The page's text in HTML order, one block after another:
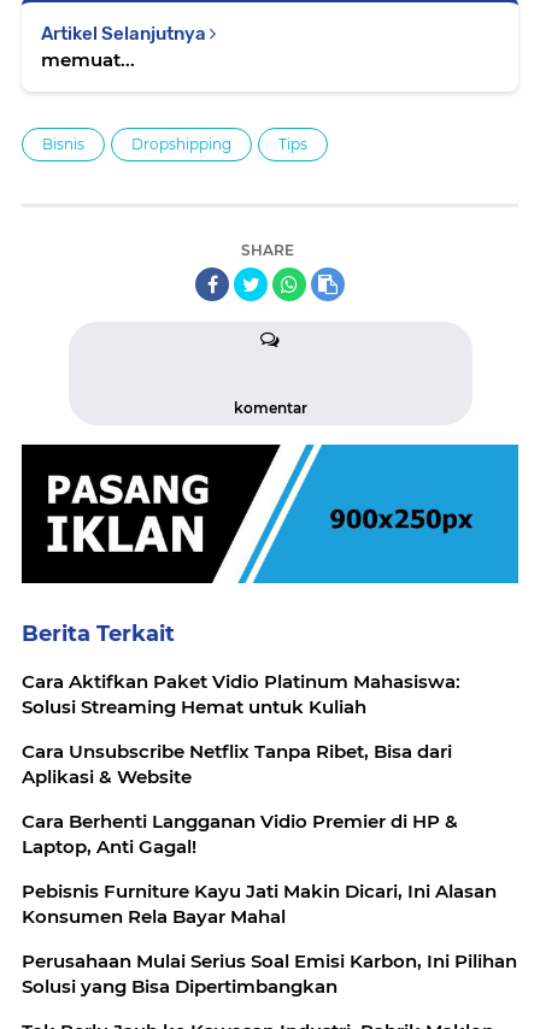
Artikel Selanjutnya
memuat...
Bisnis Dropshipping Tips
SHARE
komentar
Berita Terkait
Cara Aktifkan Paket Vidio Platinum Mahasiswa:
Solusi Streaming Hemat untuk Kuliah
Cara Unsubscribe Netflix Tanpa Ribet, Bisa dari
Aplikasi & Website
Cara Berhenti Langganan Vidio Premier di HP &
Laptop, Anti Gagal!
Pebisnis Furniture Kayu Jati Makin Dicari, Ini Alasan
Konsumen Rela Bayar Mahal
Perusahaan Mulai Serius Soal Emisi Karbon, Ini Pilihan
Solusi yang Bisa Dipertimbangkan